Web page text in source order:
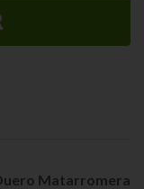
Matarromera